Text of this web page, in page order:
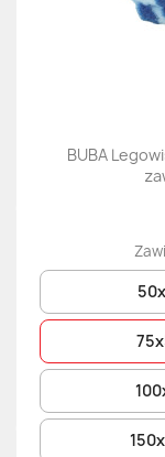
BUBA